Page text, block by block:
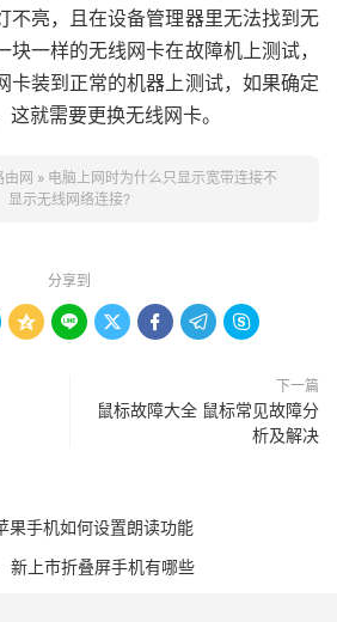
不亮，且在设备管理器里无法找到无
一样的无线网卡在故障机上测试，
卡装到正常的机器上测试，如果确定
就需要更换无线网卡。
由网 » 电脑上网时为什么只显示宽带连接不
显示无线网络连接?
分享到
     
下一篇
鼠标故障大全 鼠标常见故障分
析及解决
果手机如何设置朗读功能
新上市折叠屏手机有哪些